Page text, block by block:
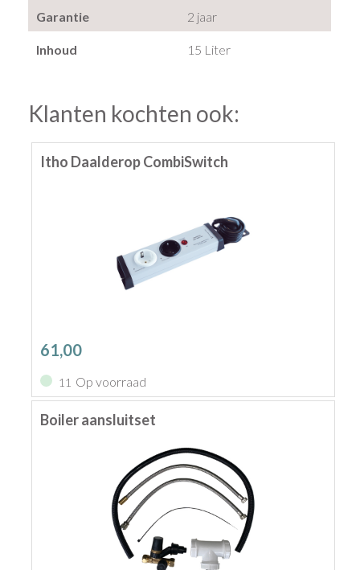
Garantie 2 jaar
Inhoud 15 Liter
Klanten kochten ook:
Itho Daalderop CombiSwitch
61,00
11 Op voorraad
Boiler aansluitset